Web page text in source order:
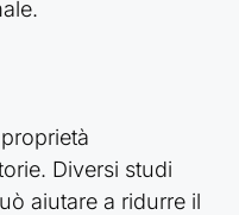
Diversi studi
aiutare a ridurre il